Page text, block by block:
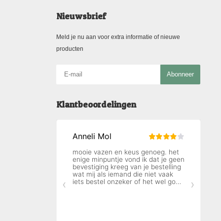
Nieuwsbrief
Meld je nu aan voor extra informatie of nieuwe
producten
Abonneer
Klantbeoordelingen